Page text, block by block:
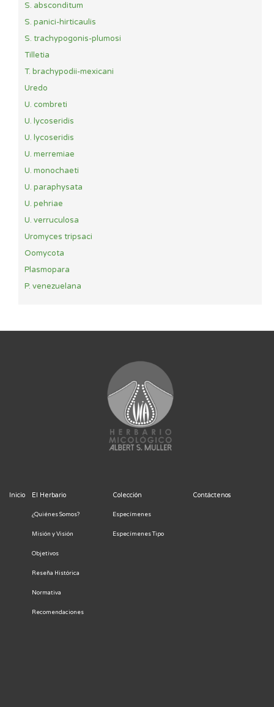
S. absconditum
S. panici-hirticaulis
S. trachypogonis-plumosi
Tilletia
T. brachypodii-mexicani
Uredo
U. combreti
U. lycoseridis
U. lycoseridis
U. merremiae
U. monochaeti
U. paraphysata
U. pehriae
U. verruculosa
Uromyces tripsaci
Oomycota
Plasmopara
P. venezuelana
Inicio El Herbario
¿Quiénes Somos?
Misión y Visión
Objetivos
Reseña Histórica
Normativa
Recomendaciones
Colección
Especímenes
Especímenes Tipo
Contáctenos